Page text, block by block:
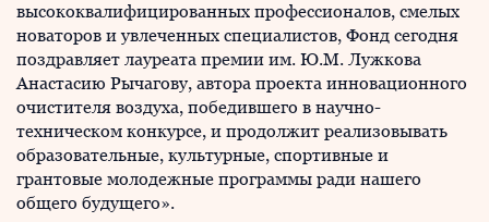
высококвалифицированных профессионалов, смелых
новаторов и увлеченных специалистов, Фонд сегодня
поздравляет лауреата премии им. Ю.М. Лужкова
Анастасию Рычагову, автора проекта инновационного
очистителя воздуха, победившего в научно-
техническом конкурсе, и продолжит реализовывать
образовательные, культурные, спортивные и
грантовые молодежные программы ради нашего
общего будущего».